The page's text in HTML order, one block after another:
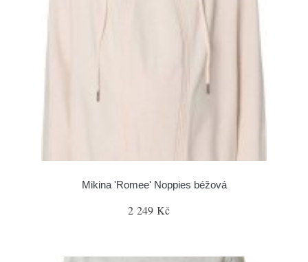
Mikina 'Romee' Noppies béžová
2 249 Kč